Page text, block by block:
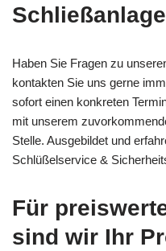
Schließanlage
Haben Sie Fragen zu
kontakten Sie uns gerne
sofort einen konkreten
mit unserem
Stelle. Ausgebildet und
Schlüßelservice &
Für
sind wir Ihr